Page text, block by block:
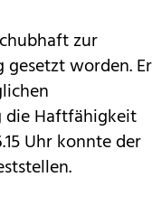
zur
worden. Er
die Haftfähigkeit
Uhr konnte der